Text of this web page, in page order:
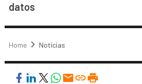
datos
Home Noticias